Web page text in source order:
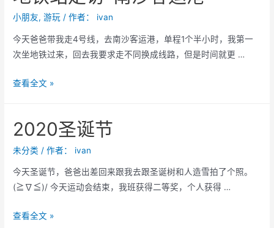
小朋友,游玩 / 作者： ivan
今天爸爸带我走4号线，去南沙客运港，单程1个半小时，我第一
次坐地铁过来，回去我要求走不同换成线路，但是时间就更 …
地
走
沙
客
港
查看全文 »
2020圣诞节
未分类 / 作者： ivan
今天圣诞节，爸爸出差回来跟我去跟圣诞树和人造雪拍了个照。
(≧∇≦)/ 今天运动会结束，我班获得二等奖，个人获得 …
2020
查看全文 »